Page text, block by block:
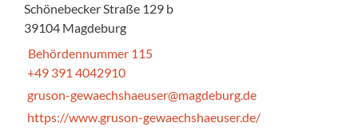
Schönebecker Straße 129 b
39104 Magdeburg
Behördennummer 115
+49 391 4042910
gruson-gewaechshaeuser@magdeburg.de
https://www.gruson-gewaechshaeuser.de/